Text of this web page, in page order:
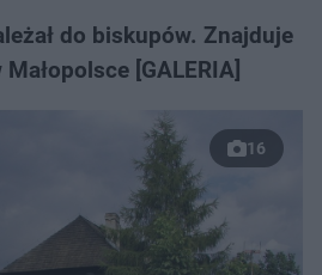
do biskupów. Znajduje
[GALERIA]
16